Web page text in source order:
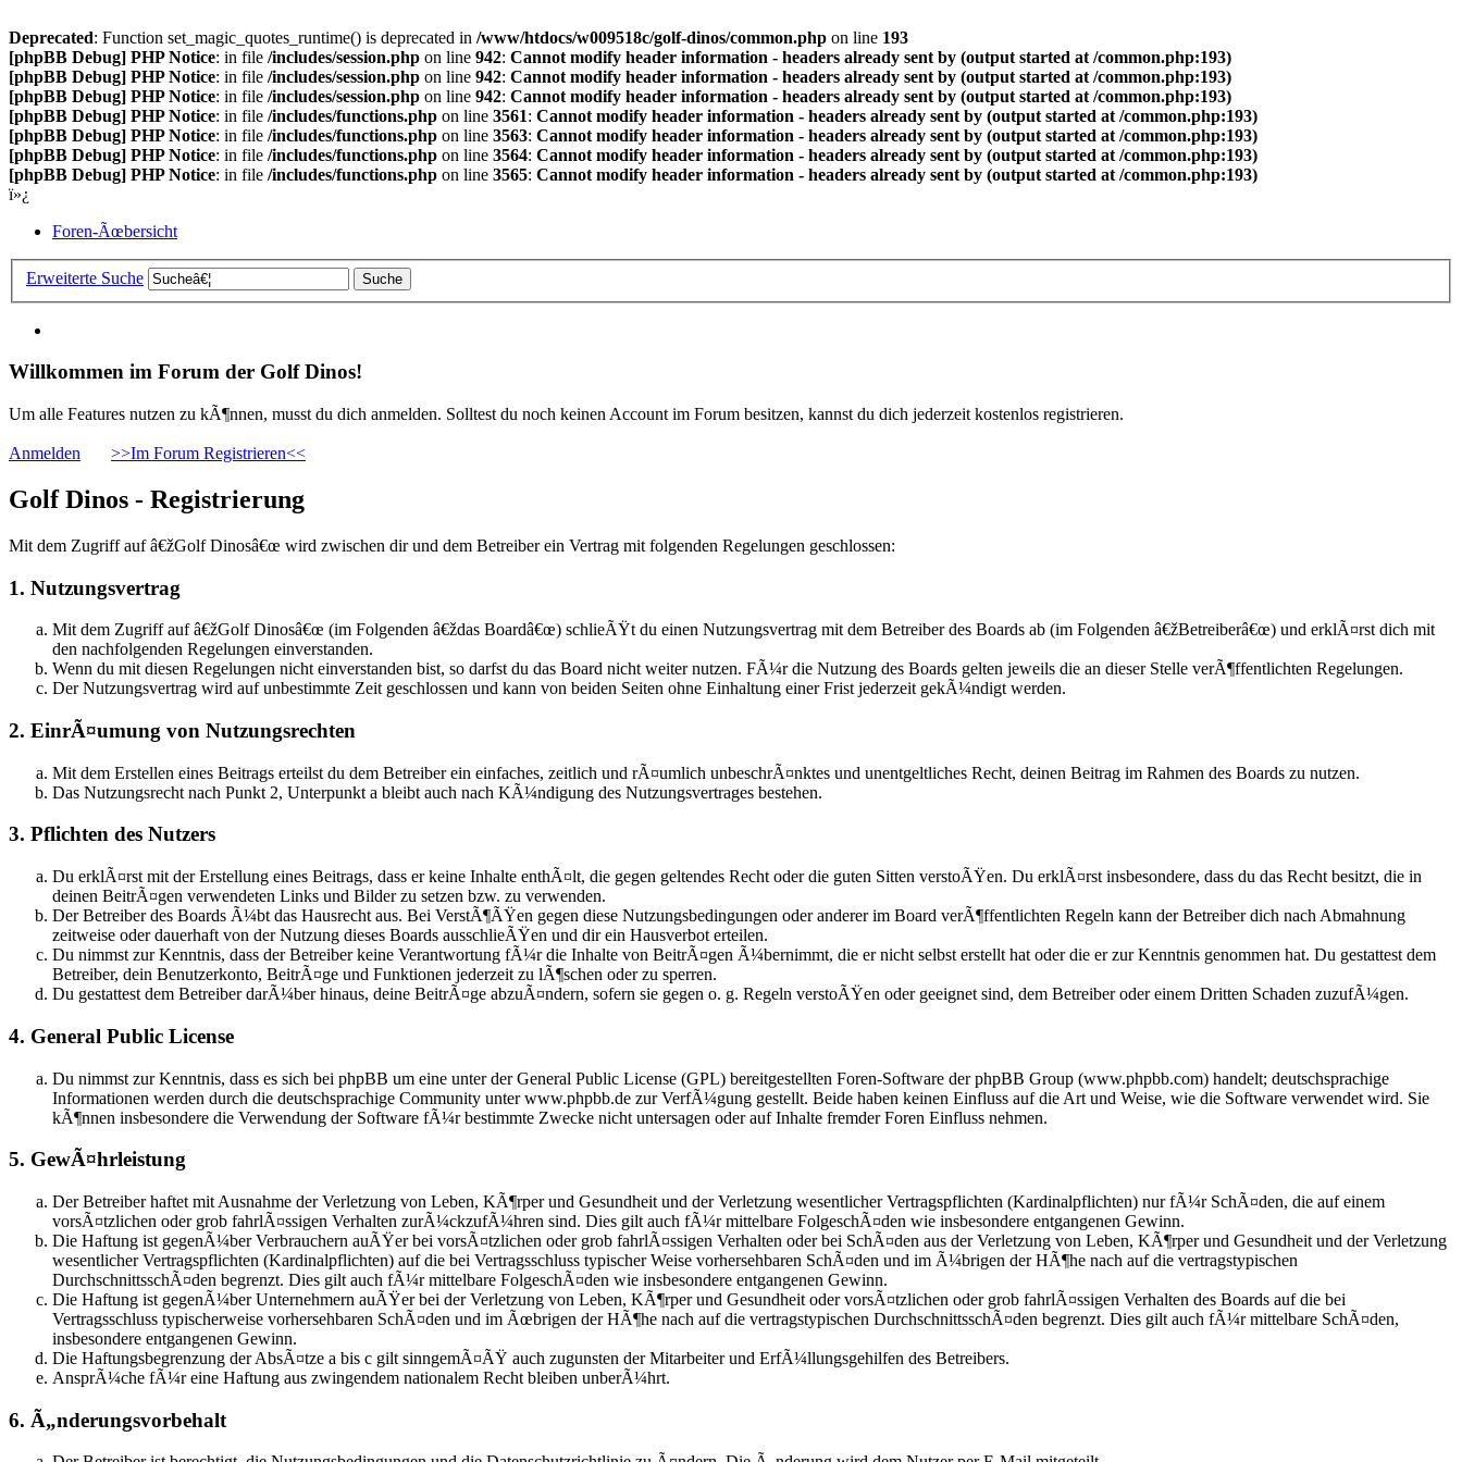
Deprecated: Function set_magic_quotes_runtime() is deprecated in /www/htdocs/w009518c/golf-dinos/common.php on line 193
[phpBB Debug] PHP Notice: in file /includes/session.php on line 942: Cannot modify header information - headers already sent by (output started at /common.php:193)
[phpBB Debug] PHP Notice: in file /includes/session.php on line 942: Cannot modify header information - headers already sent by (output started at /common.php:193)
[phpBB Debug] PHP Notice: in file /includes/session.php on line 942: Cannot modify header information - headers already sent by (output started at /common.php:193)
[phpBB Debug] PHP Notice: in file /includes/functions.php on line 3561: Cannot modify header information - headers already sent by (output started at /common.php:193)
[phpBB Debug] PHP Notice: in file /includes/functions.php on line 3563: Cannot modify header information - headers already sent by (output started at /common.php:193)
[phpBB Debug] PHP Notice: in file /includes/functions.php on line 3564: Cannot modify header information - headers already sent by (output started at /common.php:193)
[phpBB Debug] PHP Notice: in file /includes/functions.php on line 3565: Cannot modify header information - headers already sent by (output started at /common.php:193)
ï»¿
Foren-Ãœbersicht
Erweiterte Suche
Willkommen im Forum der Golf Dinos!
Um alle Features nutzen zu kÃ¶nnen, musst du dich anmelden. Solltest du noch keinen Account im Forum besitzen, kannst du dich jederzeit kostenlos registrieren.
Anmelden >>Im Forum Registrieren<<
Golf Dinos - Registrierung
Mit dem Zugriff auf â€žGolf Dinosâ€œ wird zwischen dir und dem Betreiber ein Vertrag mit folgenden Regelungen geschlossen:
1. Nutzungsvertrag
Mit dem Zugriff auf â€žGolf Dinosâ€œ (im Folgenden â€ždas Boardâ€œ) schlieÃŸt du einen Nutzungsvertrag mit dem Betreiber des Boards ab (im Folgenden â€žBetreiberâ€œ) und erklÃ¤rst dich mit
den nachfolgenden Regelungen einverstanden.
Wenn du mit diesen Regelungen nicht einverstanden bist, so darfst du das Board nicht weiter nutzen. FÃ¼r die Nutzung des Boards gelten jeweils die an dieser Stelle verÃ¶ffentlichten Regelungen.
Der Nutzungsvertrag wird auf unbestimmte Zeit geschlossen und kann von beiden Seiten ohne Einhaltung einer Frist jederzeit gekÃ¼ndigt werden.
2. EinrÃ¤umung von Nutzungsrechten
Mit dem Erstellen eines Beitrags erteilst du dem Betreiber ein einfaches, zeitlich und rÃ¤umlich unbeschrÃ¤nktes und unentgeltliches Recht, deinen Beitrag im Rahmen des Boards zu nutzen.
Das Nutzungsrecht nach Punkt 2, Unterpunkt a bleibt auch nach KÃ¼ndigung des Nutzungsvertrages bestehen.
3. Pflichten des Nutzers
Du erklÃ¤rst mit der Erstellung eines Beitrags, dass er keine Inhalte enthÃ¤lt, die gegen geltendes Recht oder die guten Sitten verstoÃŸen. Du erklÃ¤rst insbesondere, dass du das Recht besitzt, die in
deinen BeitrÃ¤gen verwendeten Links und Bilder zu setzen bzw. zu verwenden.
Der Betreiber des Boards Ã¼bt das Hausrecht aus. Bei VerstÃ¶ÃŸen gegen diese Nutzungsbedingungen oder anderer im Board verÃ¶ffentlichten Regeln kann der Betreiber dich nach Abmahnung
zeitweise oder dauerhaft von der Nutzung dieses Boards ausschlieÃŸen und dir ein Hausverbot erteilen.
Du nimmst zur Kenntnis, dass der Betreiber keine Verantwortung fÃ¼r die Inhalte von BeitrÃ¤gen Ã¼bernimmt, die er nicht selbst erstellt hat oder die er zur Kenntnis genommen hat. Du gestattest dem
Betreiber, dein Benutzerkonto, BeitrÃ¤ge und Funktionen jederzeit zu lÃ¶schen oder zu sperren.
Du gestattest dem Betreiber darÃ¼ber hinaus, deine BeitrÃ¤ge abzuÃ¤ndern, sofern sie gegen o. g. Regeln verstoÃŸen oder geeignet sind, dem Betreiber oder einem Dritten Schaden zuzufÃ¼gen.
4. General Public License
Du nimmst zur Kenntnis, dass es sich bei phpBB um eine unter der General Public License (GPL) bereitgestellten Foren-Software der phpBB Group (www.phpbb.com) handelt; deutschsprachige
Informationen werden durch die deutschsprachige Community unter www.phpbb.de zur VerfÃ¼gung gestellt. Beide haben keinen Einfluss auf die Art und Weise, wie die Software verwendet wird. Sie
kÃ¶nnen insbesondere die Verwendung der Software fÃ¼r bestimmte Zwecke nicht untersagen oder auf Inhalte fremder Foren Einfluss nehmen.
5. GewÃ¤hrleistung
Der Betreiber haftet mit Ausnahme der Verletzung von Leben, KÃ¶rper und Gesundheit und der Verletzung wesentlicher Vertragspflichten (Kardinalpflichten) nur fÃ¼r SchÃ¤den, die auf einem
vorsÃ¤tzlichen oder grob fahrlÃ¤ssigen Verhalten zurÃ¼ckzufÃ¼hren sind. Dies gilt auch fÃ¼r mittelbare FolgeschÃ¤den wie insbesondere entgangenen Gewinn.
Die Haftung ist gegenÃ¼ber Verbrauchern auÃŸer bei vorsÃ¤tzlichen oder grob fahrlÃ¤ssigen Verhalten oder bei SchÃ¤den aus der Verletzung von Leben, KÃ¶rper und Gesundheit und der Verletzung
wesentlicher Vertragspflichten (Kardinalpflichten) auf die bei Vertragsschluss typischer Weise vorhersehbaren SchÃ¤den und im Ã¼brigen der HÃ¶he nach auf die vertragstypischen
DurchschnittsschÃ¤den begrenzt. Dies gilt auch fÃ¼r mittelbare FolgeschÃ¤den wie insbesondere entgangenen Gewinn.
Die Haftung ist gegenÃ¼ber Unternehmern auÃŸer bei der Verletzung von Leben, KÃ¶rper und Gesundheit oder vorsÃ¤tzlichen oder grob fahrlÃ¤ssigen Verhalten des Boards auf die bei
Vertragsschluss typischerweise vorhersehbaren SchÃ¤den und im Ãœbrigen der HÃ¶he nach auf die vertragstypischen DurchschnittsschÃ¤den begrenzt. Dies gilt auch fÃ¼r mittelbare SchÃ¤den,
insbesondere entgangenen Gewinn.
Die Haftungsbegrenzung der AbsÃ¤tze a bis c gilt sinngemÃ¤ÃŸ auch zugunsten der Mitarbeiter und ErfÃ¼llungsgehilfen des Betreibers.
AnsprÃ¼che fÃ¼r eine Haftung aus zwingendem nationalem Recht bleiben unberÃ¼hrt.
6. Ã„nderungsvorbehalt